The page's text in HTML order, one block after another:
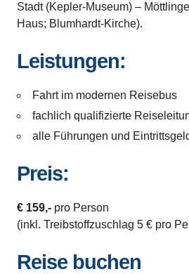
Stadt (Kepler-Museum) –
Haus; Blumhardt-Kirche).
Leistungen:
Fahrt im modernen Reisebus
fachlich qualifizierte
alle Führungen und
Preis:
€ 159,- pro Person
(inkl. Treibstoffzuschlag 5 € pro
Reise buchen